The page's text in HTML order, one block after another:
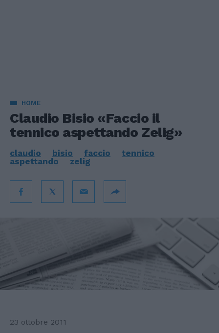
HOME
Claudio Bisio «Faccio il
tennico aspettando Zelig»
claudio bisio faccio
tennico
aspettando
zelig
23 ottobre 2011